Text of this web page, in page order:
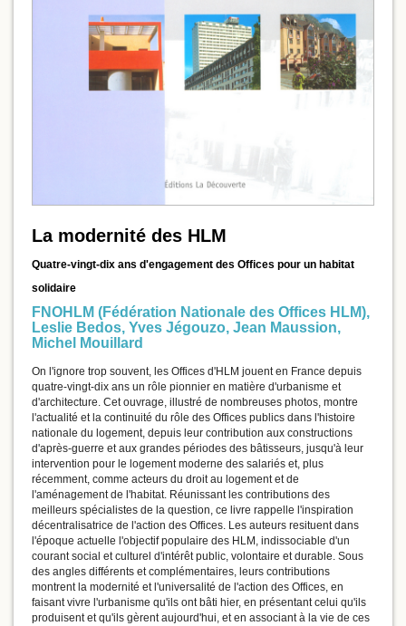
La modernité des HLM
Quatre-vingt-dix ans d'engagement des Offices pour un habitat
solidaire
FNOHLM (Fédération Nationale des Offices HLM),
Leslie Bedos, Yves Jégouzo, Jean Maussion,
Michel Mouillard
On l'ignore trop souvent, les Offices d'HLM jouent en France depuis
quatre-vingt-dix ans un rôle pionnier en matière d'urbanisme et
d'architecture. Cet ouvrage, illustré de nombreuses photos, montre
l'actualité et la continuité du rôle des Offices publics dans l'histoire
nationale du logement, depuis leur contribution aux constructions
d'après-guerre et aux grandes périodes des bâtisseurs, jusqu'à leur
intervention pour le logement moderne des salariés et, plus
récemment, comme acteurs du droit au logement et de
l'aménagement de l'habitat. Réunissant les contributions des
meilleurs spécialistes de la question, ce livre rappelle l'inspiration
décentralisatrice de l'action des Offices. Les auteurs resituent dans
l'époque actuelle l'objectif populaire des HLM, indissociable d'un
courant social et culturel d'intérêt public, volontaire et durable. Sous
des angles différents et complémentaires, leurs contributions
montrent la modernité et l'universalité de l'action des Offices, en
faisant vivre l'urbanisme qu'ils ont bâti hier, en présentant celui qu'ils
produisent et qu'ils gèrent aujourd'hui, et en associant à la vie de ces